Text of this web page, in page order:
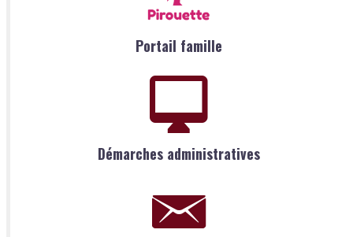
Portail famille
Démarches administratives